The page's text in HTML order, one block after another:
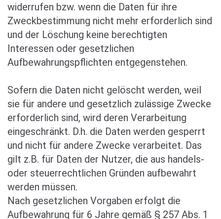
widerrufen bzw. wenn die Daten für ihre
Zweckbestimmung nicht mehr erforderlich sind
und der Löschung keine berechtigten
Interessen oder gesetzlichen
Aufbewahrungspflichten entgegenstehen.
Sofern die Daten nicht gelöscht werden, weil
sie für andere und gesetzlich zulässige Zwecke
erforderlich sind, wird deren Verarbeitung
eingeschränkt. D.h. die Daten werden gesperrt
und nicht für andere Zwecke verarbeitet. Das
gilt z.B. für Daten der Nutzer, die aus handels-
oder steuerrechtlichen Gründen aufbewahrt
werden müssen.
Nach gesetzlichen Vorgaben erfolgt die
Aufbewahrung für 6 Jahre gemäß § 257 Abs. 1